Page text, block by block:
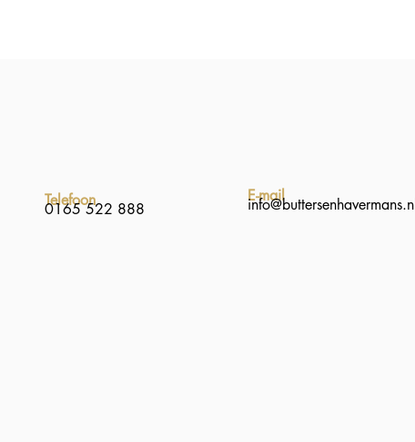
Telefoon
0165 522 888
E-mail
info@buttersenhavermans.nl